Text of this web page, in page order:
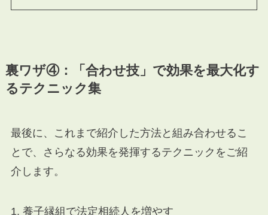
裏ワザ④：「合わせ技」で効果を最大化す
るテクニック集
最後に、これまで紹介した方法と組み合わせるこ
とで、さらなる効果を発揮するテクニックをご紹
介します。
1. 養子縁組で法定相続人を増やす